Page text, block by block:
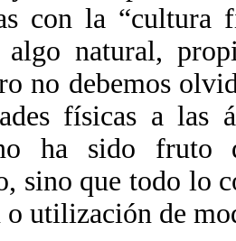
con la “cultura
algo natural,
no debemos
físicas a las
ha sido fruto
sino que todo lo
utilización de